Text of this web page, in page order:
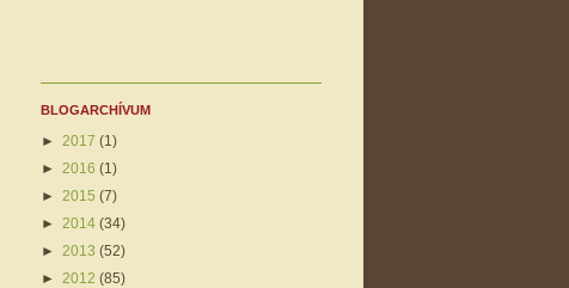
BLOGARCHÍVUM
► 2017 (1)
► 2016 (1)
► 2015 (7)
► 2014 (34)
► 2013 (52)
► 2012 (85)